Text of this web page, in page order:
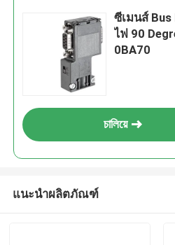
ซีเมนส์ Bus
ไฟ 90
0BA70
চালিয়ে
แนะนำผลิตภัณฑ์